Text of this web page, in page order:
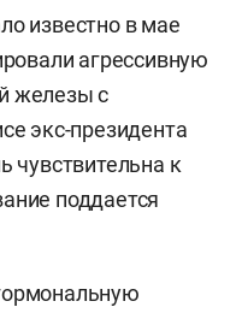
известно в мае
агрессивную
железы с
экс-президента
чувствительна к
поддается